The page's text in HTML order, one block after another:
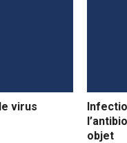
virus
objet